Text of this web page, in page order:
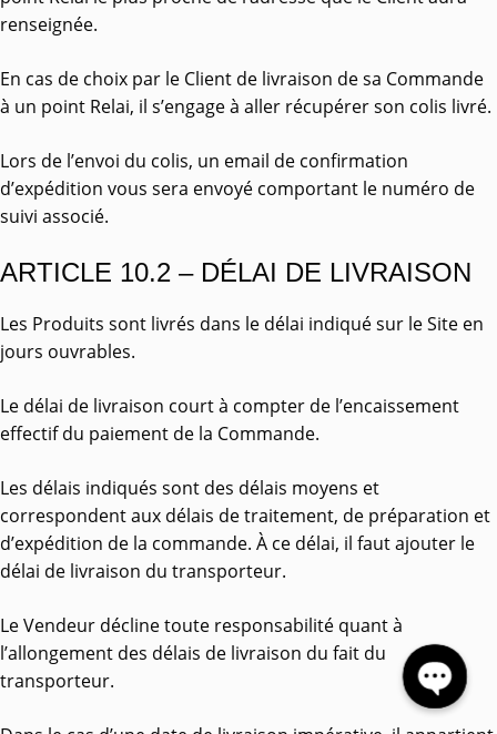
renseignée.
En cas de choix par le Client de livraison de sa Commande
à un point Relai, il s’engage à aller récupérer son colis livré.
Lors de l’envoi du colis, un email de confirmation
d’expédition vous sera envoyé comportant le numéro de
suivi associé.
ARTICLE 10.2 – DÉLAI DE LIVRAISON
Les Produits sont livrés dans le délai indiqué sur le Site en
jours ouvrables.
Le délai de livraison court à compter de l’encaissement
effectif du paiement de la Commande.
Les délais indiqués sont des délais moyens et
correspondent aux délais de traitement, de préparation et
d’expédition de la commande. À ce délai, il faut ajouter le
délai de livraison du transporteur.
Le Vendeur décline toute responsabilité quant à
l’allongement des délais de livraison du fait du
transporteur.